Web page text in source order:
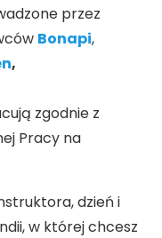
przez
Bonapi,
,
zgodnie z
Pracy na
dzień i
w której chcesz